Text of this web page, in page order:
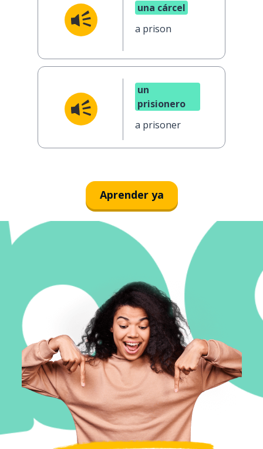
una cárcel
a prison
un
prisionero
a prisoner
Aprender ya